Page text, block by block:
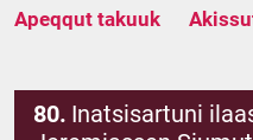
Apeqqut takuuk
80. Inatsisartuni